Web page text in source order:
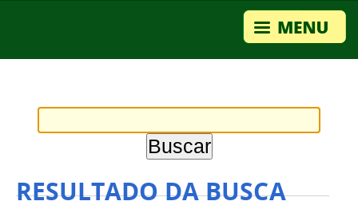
RESULTADO DA BUSCA